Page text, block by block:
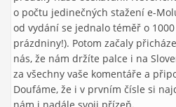
o počtu jedinečných stažení e-
od vydání se jednalo téměř o
prázdniny!). Potom začaly
nás, že nám držíte palce i na
za všechny vaše komentáře a
Doufáme, že i v prvním čísle si